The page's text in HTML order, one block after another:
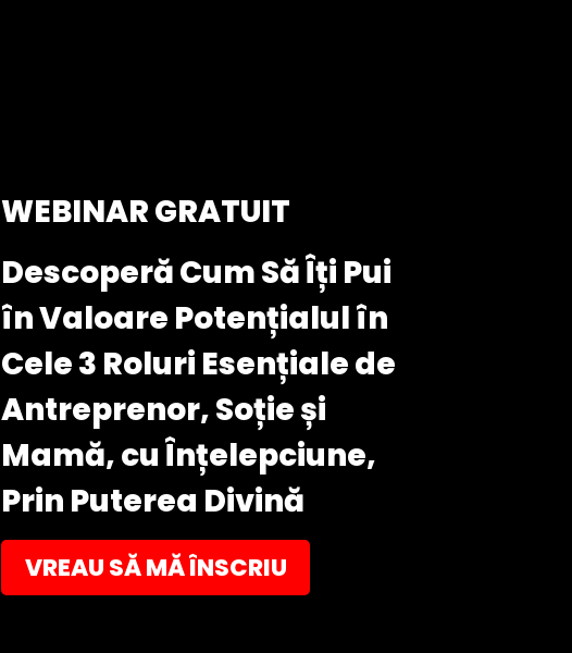
WEBINAR GRATUIT
Descoperă Cum Să Îți Pui
în Valoare Potențialul în
Cele 3 Roluri Esențiale de
Antreprenor, Soție și
Mamă, cu Înțelepciune,
Prin Puterea Divină
VREAU SĂ MĂ ÎNSCRIU